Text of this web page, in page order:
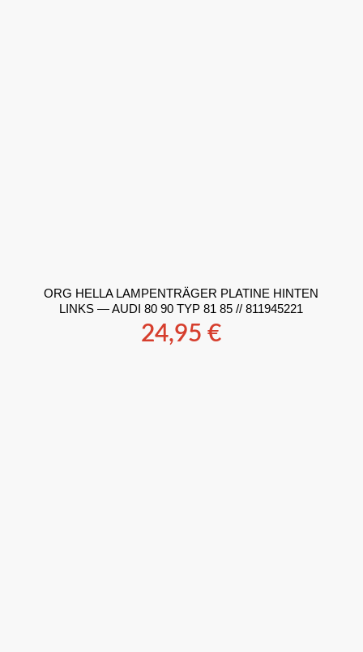
ORG HELLA LAMPENTRÄGER PLATINE HINTEN
LINKS — AUDI 80 90 TYP 81 85 // 811945221
24,95€